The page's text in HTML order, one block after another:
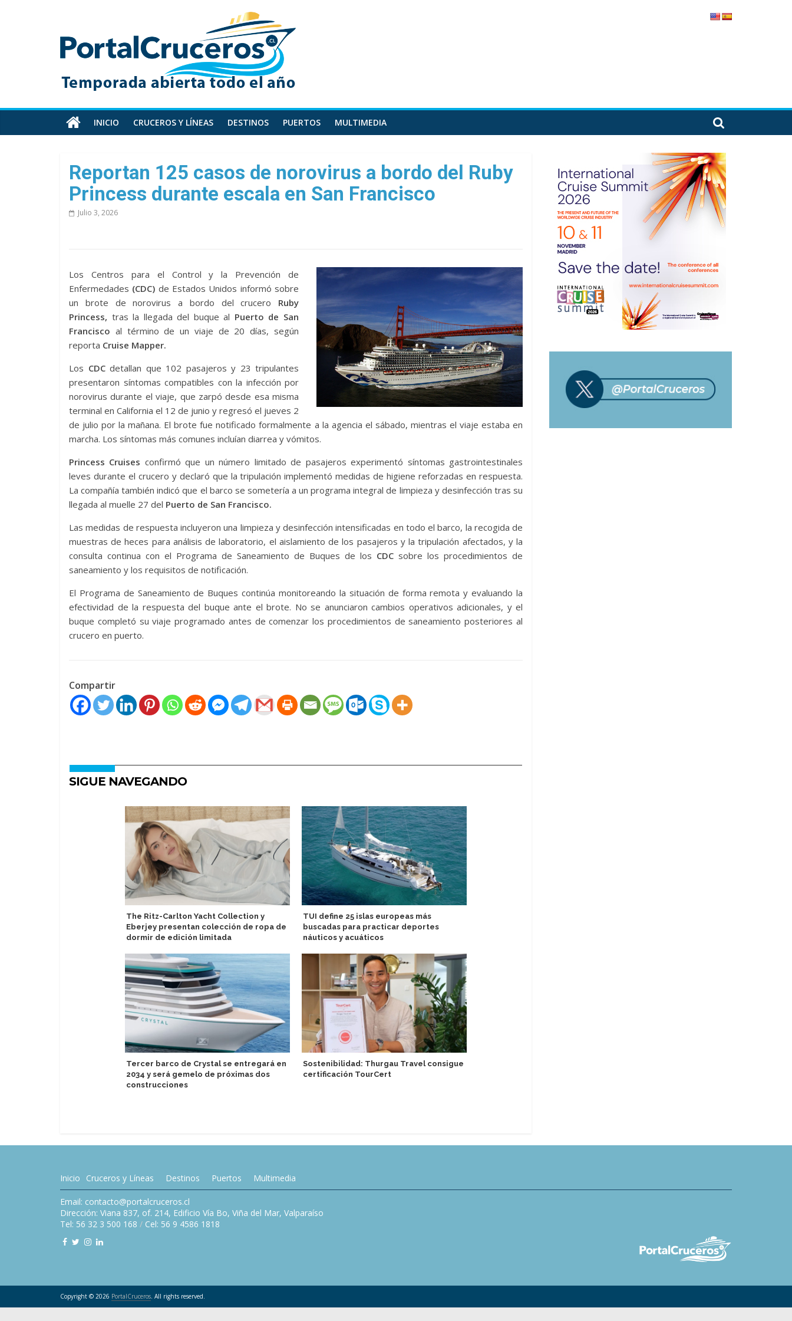
PortalCruceros
Toda
información
cruceros
en
un
sitio
INICIO CRUCEROS Y LÍNEAS DESTINOS PUERTOS MULTIMEDIA
Reportan 125 casos de norovirus a bordo del Ruby
Princess durante escala en San Francisco
Julio 3, 2026
Los Centros para el Control y la Prevención de
Enfermedades (CDC) de Estados Unidos informó sobre
un brote de norovirus a bordo del crucero Ruby
Princess, tras la llegada del buque al Puerto de San
Francisco al término de un viaje de 20 días, según
reporta Cruise Mapper.
Los CDCdetallan que 102 pasajeros y 23 tripulantes
presentaron síntomas compatibles con la infección por
norovirus durante el viaje, que zarpó desde esa misma
terminal en California el 12 de junio y regresó el jueves 2
de julio por la mañana. El brote fue notificado formalmente a la agencia el sábado, mientras el viaje estaba en
marcha. Los síntomas más comunes incluían diarrea y vómitos.
Princess Cruises confirmó que un número limitado de pasajeros experimentó síntomas gastrointestinales
leves durante el crucero y declaró que la tripulación implementó medidas de higiene reforzadas en respuesta.
La compañía también indicó que el barco se sometería a un programa integral de limpieza y desinfección tras su
llegada al muelle 27 del Puerto de San Francisco.
Las medidas de respuesta incluyeron una limpieza y desinfección intensificadas en todo el barco, la recogida de
muestras de heces para análisis de laboratorio, el aislamiento de los pasajeros y la tripulación afectados, y la
consulta continua con el Programa de Saneamiento de Buques de los CDC sobre los procedimientos de
saneamiento y los requisitos de notificación.
El Programa de Saneamiento de Buques continúa monitoreando la situación de forma remota y evaluando la
efectividad de la respuesta del buque ante el brote. No se anunciaron cambios operativos adicionales, y el
buque completó su viaje programado antes de comenzar los procedimientos de saneamiento posteriores al
crucero en puerto.
Compartir
SIGUE NAVEGANDO
The Ritz-Carlton Yacht Collection y
Eberjey presentan colección de ropa de
dormir de edición limitada
Tercer barco de Crystal se entregará en
2034 y será gemelo de próximas dos
construcciones
TUI define 25 islas europeas más
buscadas para practicar deportes
náuticos y acuáticos
Sostenibilidad: Thurgau Travel consigue
certificación TourCert
Inicio Cruceros y Líneas Destinos Puertos Multimedia
Email: contacto@portalcruceros.cl
Dirección: Viana 837, of. 214, Edificio Vía Bo, Viña del Mar, Valparaíso
Tel: 56 32 3 500 168 / Cel: 56 9 4586 1818
Copyright © 2026 PortalCruceros. All rights reserved.